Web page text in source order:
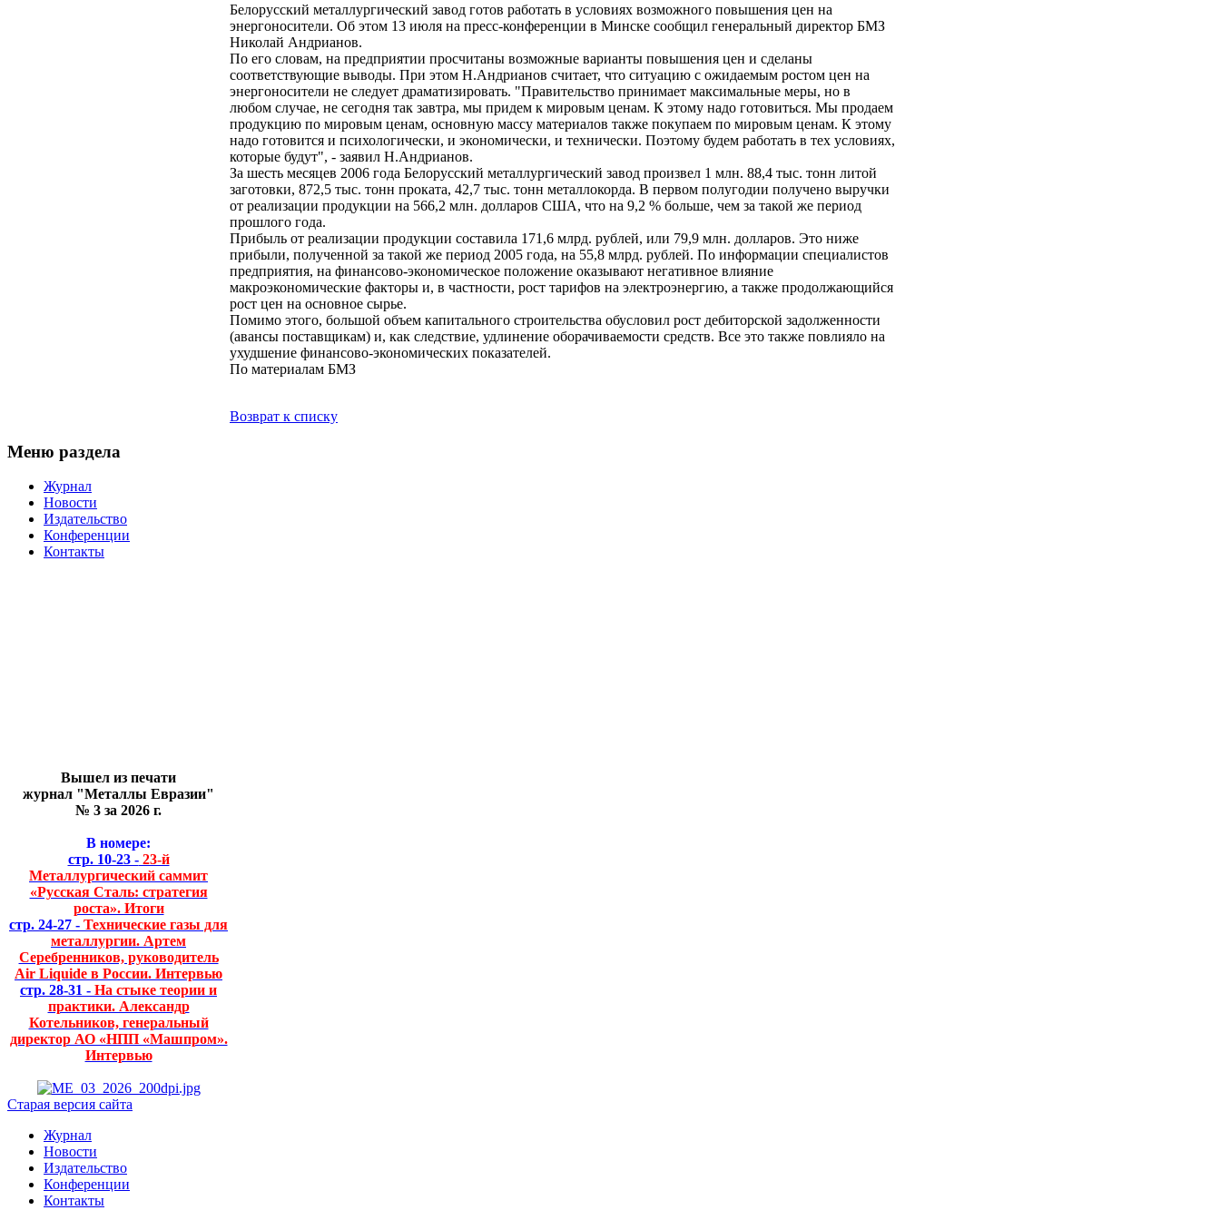
Белорусский металлургический завод готов работать в условиях возможного повышения цен на
энергоносители. Об этом 13 июля на пресс-конференции в Минске сообщил генеральный директор БМЗ
Николай Андрианов.
По его словам, на предприятии просчитаны возможные варианты повышения цен и сделаны
соответствующие выводы. При этом Н.Андрианов считает, что ситуацию с ожидаемым ростом цен на
энергоносители не следует драматизировать. "Правительство принимает максимальные меры, но в
любом случае, не сегодня так завтра, мы придем к мировым ценам. К этому надо готовиться. Мы продаем
продукцию по мировым ценам, основную массу материалов также покупаем по мировым ценам. К этому
надо готовится и психологически, и экономически, и технически. Поэтому будем работать в тех условиях,
которые будут", - заявил Н.Андрианов.
За шесть месяцев 2006 года Белорусский металлургический завод произвел 1 млн. 88,4 тыс. тонн литой
заготовки, 872,5 тыс. тонн проката, 42,7 тыс. тонн металлокорда. В первом полугодии получено выручки
от реализации продукции на 566,2 млн. долларов США, что на 9,2 % больше, чем за такой же период
прошлого года.
Прибыль от реализации продукции составила 171,6 млрд. рублей, или 79,9 млн. долларов. Это ниже
прибыли, полученной за такой же период 2005 года, на 55,8 млрд. рублей. По информации специалистов
предприятия, на финансово-экономическое положение оказывают негативное влияние
макроэкономические факторы и, в частности, рост тарифов на электроэнергию, а также продолжающийся
рост цен на основное сырье.
Помимо этого, большой объем капитального строительства обусловил рост дебиторской задолженности
(авансы поставщикам) и, как следствие, удлинение оборачиваемости средств. Все это также повлияло на
ухудшение финансово-экономических показателей.
По материалам БМЗ
Возврат к списку
Меню раздела
Журнал
Новости
Издательство
Конференции
Контакты
Вышел из печати
журнал "Металлы Евразии"
№ 3 за 2026 г.
В номере:
стр. 10-23 -23-й
Металлургический саммит
«Русская Сталь: стратегия
роста». Итоги
стр. 24-27 - Технические газы для
металлургии. Артем
Серебренников, руководитель
Air Liquide в России. Интервью
стр. 28-31 - На стыке теории и
практики. Александр
Котельников, генеральный
директор АО «НПП «Машпром».
Интервью
Старая версия сайта
Журнал
Новости
Издательство
Конференции
Контакты